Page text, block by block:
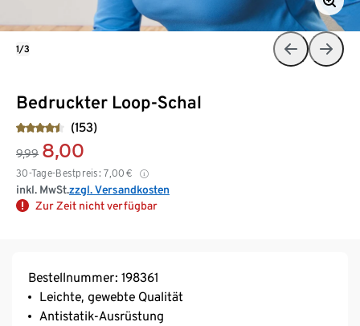
Bedruckter Loop-Schal
(153)
9,99 8,00
30-Tage-Bestpreis: 7,00 €
inkl. MwSt.zzgl. Versandkosten
Zur Zeit nicht verfügbar
1/3
Bestellnummer: 198361
Leichte, gewebte Qualität
Antistatik-Ausrüstung